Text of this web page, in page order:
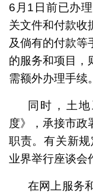
6月1日前已办
关文件和付款收
及倘有的付款等
的服务和项目，
需额外办理手续。
同时，土
度》，承接市政
职责。有关新
业界举行座谈会
在网上服务